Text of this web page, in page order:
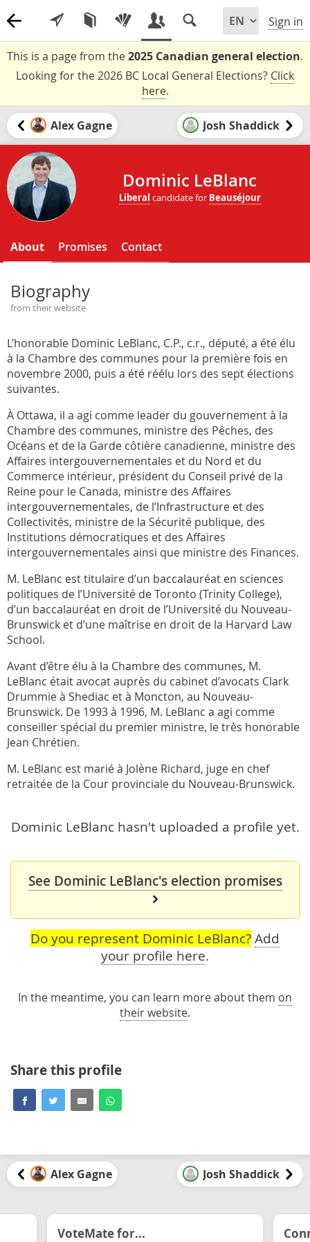
Sign in
This is a page from the2025 Canadian general election.
Looking for the 2026 BC Local General Elections? Click
here.
Alex Gagne Josh Shaddick
Dominic LeBlanc
Liberal candidate for Beauséjour
About Promises Contact
Biography
from their website
L’honorable Dominic LeBlanc, C.P., c.r., député, a été élu
à la Chambre des communes pour la première fois en
novembre 2000, puis a été réélu lors des sept élections
suivantes.
À Ottawa, il a agi comme leader du gouvernement à la
Chambre des communes, ministre des Pêches, des
Océans et de la Garde côtière canadienne, ministre des
Affaires intergouvernementales et du Nord et du
Commerce intérieur, président du Conseil privé de la
Reine pour le Canada, ministre des Affaires
intergouvernementales, de l’Infrastructure et des
Collectivités, ministre de la Sécurité publique, des
Institutions démocratiques et des Affaires
intergouvernementales ainsi que ministre des Finances.
M. LeBlanc est titulaire d’un baccalauréat en sciences
politiques de l’Université de Toronto (Trinity College),
d’un baccalauréat en droit de l’Université du Nouveau-
Brunswick et d’une maîtrise en droit de la Harvard Law
School.
Avant d’être élu à la Chambre des communes, M.
LeBlanc était avocat auprès du cabinet d’avocats Clark
Drummie à Shediac et à Moncton, au Nouveau-
Brunswick. De 1993 à 1996, M. LeBlanc a agi comme
conseiller spécial du premier ministre, le très honorable
Jean Chrétien.
M. LeBlanc est marié à Jolène Richard, juge en chef
retraitée de la Cour provinciale du Nouveau-Brunswick.
Dominic LeBlanc hasn't uploaded a profile yet.
See Dominic LeBlanc's election promises
Do you represent Dominic LeBlanc? Add
your profile here.
In the meantime, you can learn more about them on
their website.
Share this profile
Alex Gagne Josh Shaddick
VoteMate for...